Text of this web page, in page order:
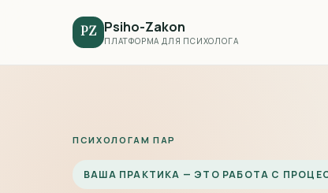
PZ Psiho-Zakon
ПЛАТФОРМА ДЛЯ ПСИХОЛОГА
ПСИХОЛОГАМ ПАР
ВАША ПРАКТИКА — ЭТО РАБОТА С